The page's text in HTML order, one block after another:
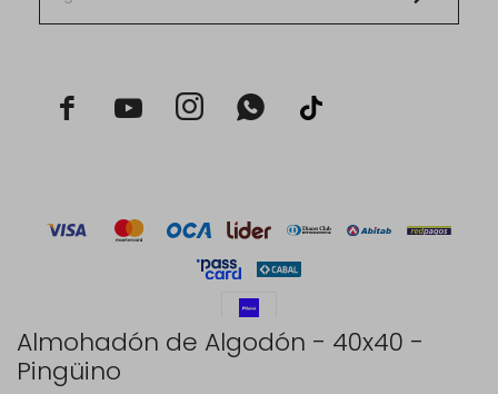
Almohadón de Algodón - 40x40 -
Pingüino
  
© Copyright 2026 / Rustico Hogar